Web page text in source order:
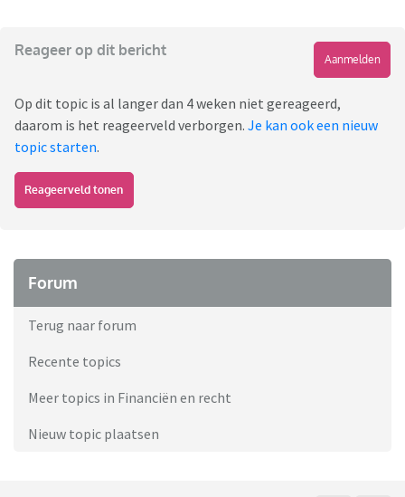
Reageer op dit bericht
Aanmelden
Op dit topic is al langer dan 4 weken niet gereageerd,
daarom is het reageerveld verborgen. Je kan ook een nieuw
topic starten.
Reageerveld tonen
Forum
Terug naar forum
Recente topics
Meer topics in Financiën en recht
Nieuw topic plaatsen